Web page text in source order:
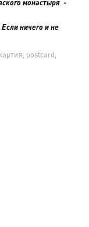
монастыря -
ничего и не
postcard,